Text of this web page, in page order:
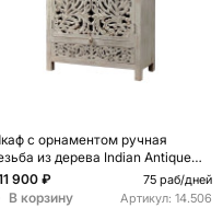
с орнаментом ручная
из дерева Indian Antique
900 ₽ 75 раб/дней
В корзину Артикул: 14.506